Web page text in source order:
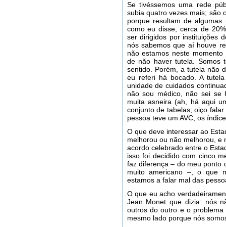
Se tivéssemos uma rede
subia quatro vezes mais; são
porque resultam de
como eu disse, cerca de
ser dirigidos por instituições
nós sabemos que aí houve
não estamos neste
de não haver tutela. Somos
sentido. Porém, a tutela não
eu referi há bocado. A
unidade de cuidados
não sou médico, não sei se
muita asneira (ah, há aqui
conjunto de tabelas; oiço
pessoa teve um AVC, os
O que deve interessar ao
melhorou ou não melhorou,
acordo celebrado entre o
isso foi decidido com cinco
faz diferença – do meu ponto
muito americano –, o que
estamos a falar mal das
O que eu acho
Jean Monet que dizia: nós
outros do outro e o
mesmo lado porque nós